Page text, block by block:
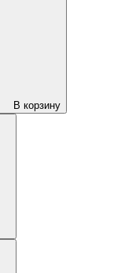
В корзину